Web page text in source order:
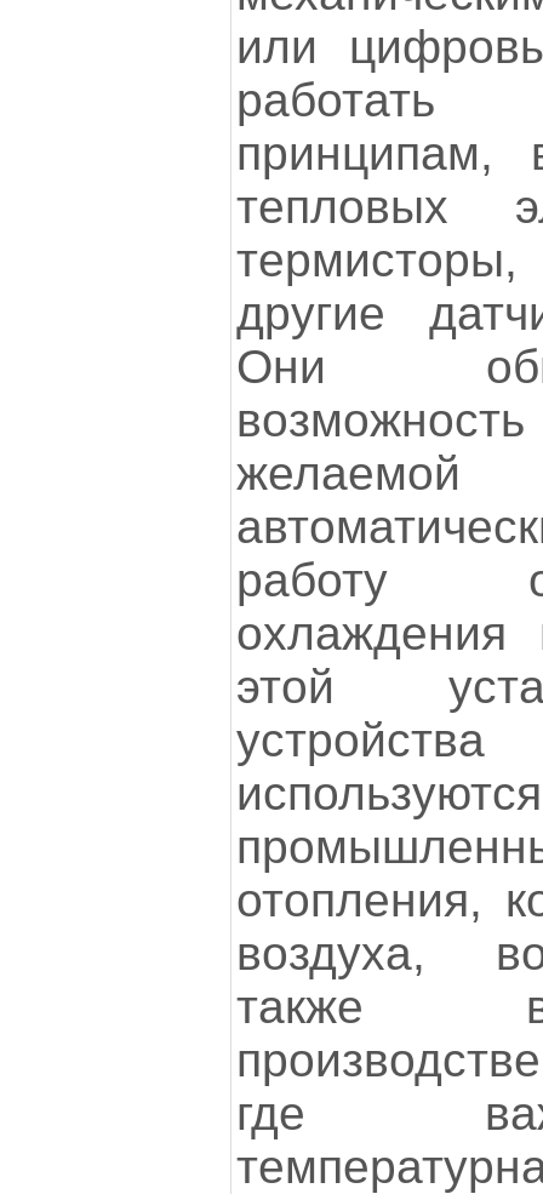
или
принципам,
тепловых
другие
Они
желаемой
работу
охлаждения
этой
отопления,
воздуха,
также
где